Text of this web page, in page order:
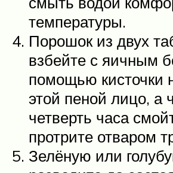
температуры.
Порошок из двух
взбейте с яичным
помощью кисточки
этой пеной лицо, а
четверть часа
протрите отваром
Зелёную или